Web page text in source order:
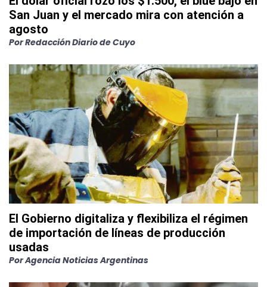
San Juan y el mercado mira con atención a
agosto
PorRedacción Diario de Cuyo
El Gobierno digitaliza y flexibiliza el régimen
de importación de líneas de producción
usadas
PorAgencia Noticias Argentinas